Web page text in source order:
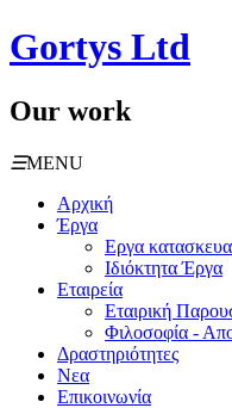
Gortys Ltd
Our work
☰MENU
Αρχική
Έργα
Εργα
Ιδιόκτητα Έργα
Εταιρεία
Εταιρική
Φιλοσοφία -
Δραστηριότητες
Νεα
Επικοινωνία